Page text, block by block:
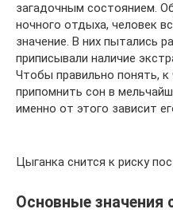
загадочным состоянием.
ночного отдыха, человек
значение. В них пытались
приписывали наличие
Чтобы правильно понять, к
припомнить сон в
именно от этого зависит
Цыганка снится к риску
Основные значения